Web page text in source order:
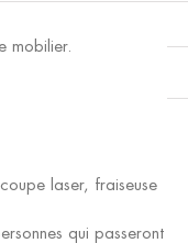
mobilier.
laser, fraiseuse
qui passeront